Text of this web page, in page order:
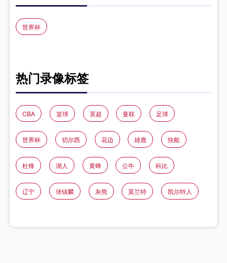
世界杯
热门录像标签
CBA 篮球 英超 曼联 足球
世界杯 切尔西 花边 雄鹿 快船
杜锋 湖人 黄蜂 公牛 科比
辽宁 张镇麟 灰熊 莫兰特 凯尔特人